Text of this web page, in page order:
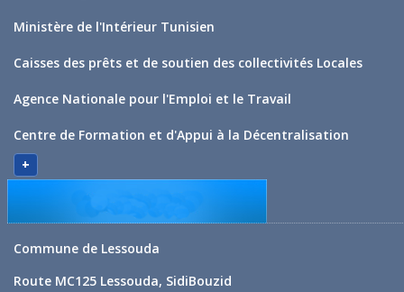
Ministère de l'Intérieur Tunisien
Caisses des prêts et de soutien des collectivités Locales
Agence Nationale pour l'Emploi et le Travail
Centre de Formation et d'Appui à la Décentralisation
+
Commune de Lessouda
Route MC125 Lessouda, SidiBouzid